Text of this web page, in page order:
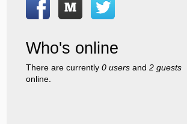
Who's online
There are currently 0 usersand 2 guests
online.